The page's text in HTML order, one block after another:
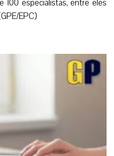
edição revisada da Nova
em 2011. A nova
20 anos de árduo trabalho
especialistas, entre eles
EPC)